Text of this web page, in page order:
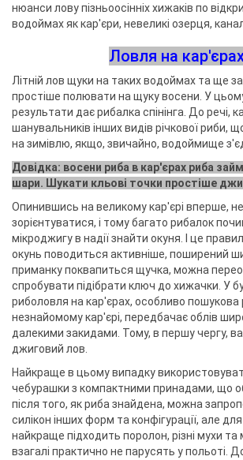
нюанси лову пізньоосінніх хижаків по
водоймах як кар'єри, невеликі озерця,
Ловля на
Літній лов щуки на таких водоймах та ще
простіше полювати на щуку восени. У
результати дає рибалка спінінга. До речі,
шанувальників інших видів річкової риби,
на зимівлю, якщо, звичайно, водоймище
Довідка: восени риба в кар'єрах риба
шари. Шукати кльові точки простіше
Опинившись на великому кар'єрі вперше,
зорієнтуватися, і тому багато рибалок
мікроджигу в надії знайти окуня. І це
окунь поводиться активніше, поширений
приманку поквапиться щучка, можна
спробувати підібрати ключ до хижачки. У
риболовля на кар'єрах, особливо пошукова
незнайомому кар'єрі, передбачає облів
далекими закидами. Тому, в першу чергу,
джиговий лов.
Найкраще в цьому випадку
чебурашки з компактними принадами, що
після того, як риба знайдена, можна
силікон інших форм та конфігурації, але
найкраще підходить поролон, різні мухи та
взагалі практично не парусять у польоті.